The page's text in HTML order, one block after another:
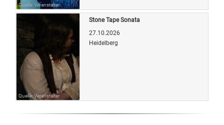
Quelle: Veranstalter
Quelle: Veranstalter
Stone Tape Sonata
27.10.2026
Heidelberg